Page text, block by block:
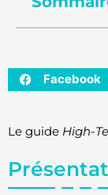
Facebook
Le guide High-